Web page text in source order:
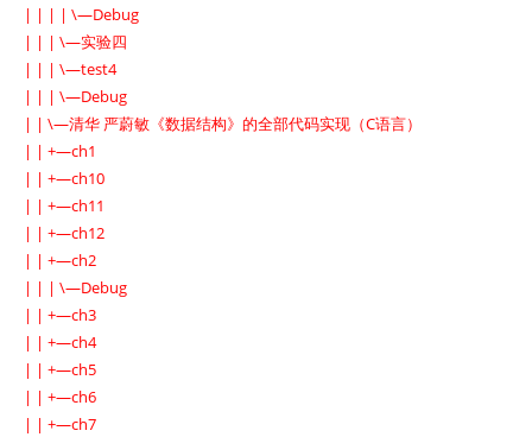
| | | | \—Debug
| | | \—实验四
| | | \—test4
| | | \—Debug
| | \—清华 严蔚敏《数据结构》的全部代码实现（C语言）
| | +—ch1
| | +—ch10
| | +—ch11
| | +—ch12
| | +—ch2
| | | \—Debug
| | +—ch3
| | +—ch4
| | +—ch5
| | +—ch6
| | +—ch7